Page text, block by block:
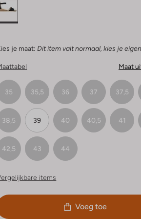
je maat: Dit item valt normaal, kies je
Maat
35 35,5 36 37 37,5
38,5 39 40 40,5 41
42,5 43 44
items
Voeg toe